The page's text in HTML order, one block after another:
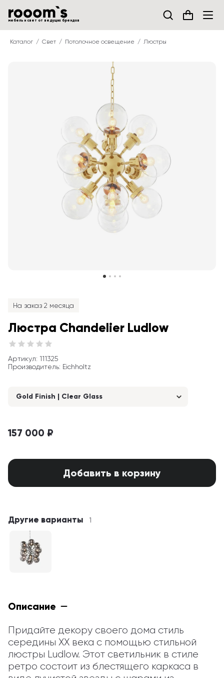
мебель и свет от ведущих брендов
Каталог Свет Потолочное освещение Люстры
На заказ 2 месяца
Люстра Chandelier Ludlow
Артикул: 111325
Производитель: Eichholtz
Gold Finish | Clear Glass
157 000 ₽
Добавить в корзину
Другие варианты 1
Описание
Придайте декору своего дома стиль
середины ХХ века с помощью стильной
люстры Ludlow. Этот светильник в стиле
ретро состоит из блестящего каркаса в